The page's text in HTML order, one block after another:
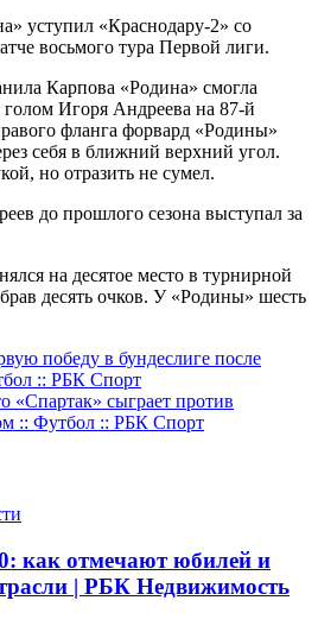
уступил «Краснодару-2» со
восьмого тура Первой лиги.
Карпова «Родина» смогла
Игоря Андреева на 87-й
фланга форвард «Родины»
себя в ближний верхний угол.
но отразить не сумел.
до прошлого сезона выступал за
на десятое место в турнирной
десять очков. У «Родины» шесть
победу в бундеслиге после
:: РБК Спорт
«Спартак» сыграет против
:: Футбол :: РБК Спорт
как отмечают юбилей и
| РБК Недвижимость